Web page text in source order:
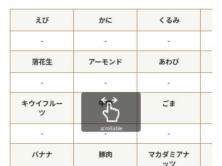
えび かに くるみ
- - -
落花生 アーモンド あわび
- - -
キウイフルー
ツ
牛肉 ごま
- - -
バナナ 豚肉
マカダミアナ
ッツ
scrollable